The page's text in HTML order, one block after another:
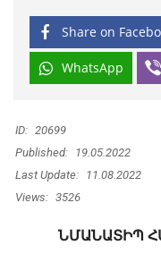
Share on
WhatsApp
ID: 20699
Published: 19.05.2022
Last Update: 11.08.2022
Views: 3526
ՆՄԱՆԱՏԻՊ